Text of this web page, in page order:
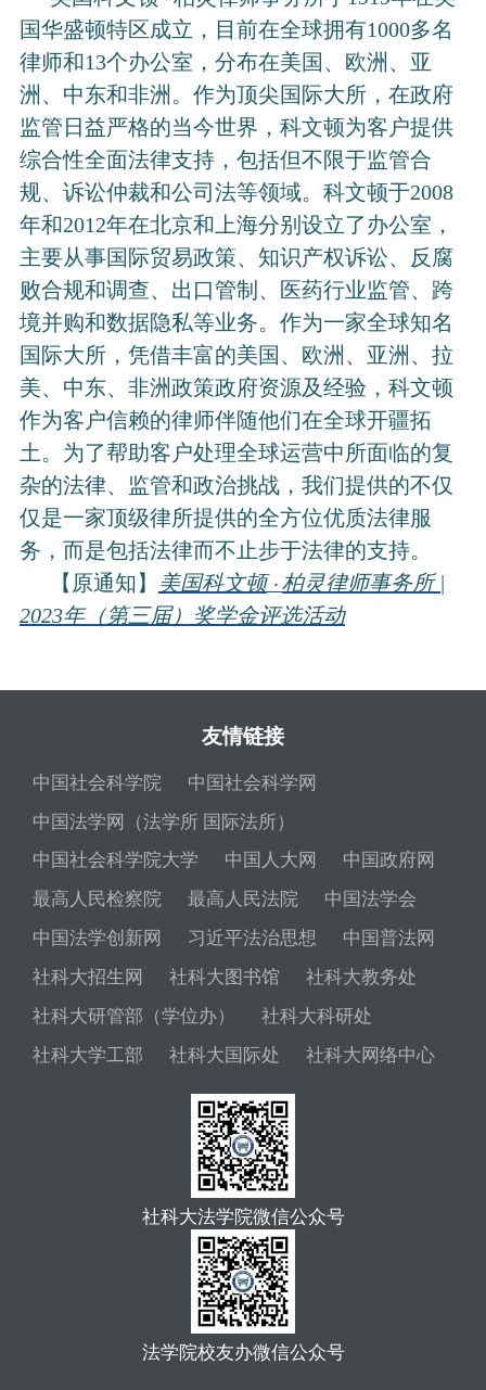
国华盛顿特区成立，目前在全球拥有1000多名
律师和13个办公室，分布在美国、欧洲、亚
洲、中东和非洲。作为顶尖国际大所，在政府
监管日益严格的当今世界，科文顿为客户提供
综合性全面法律支持，包括但不限于监管合
规、诉讼仲裁和公司法等领域。科文顿于2008
年和2012年在北京和上海分别设立了办公室，
主要从事国际贸易政策、知识产权诉讼、反腐
败合规和调查、出口管制、医药行业监管、跨
境并购和数据隐私等业务。作为一家全球知名
国际大所，凭借丰富的美国、欧洲、亚洲、拉
美、中东、非洲政策政府资源及经验，科文顿
作为客户信赖的律师伴随他们在全球开疆拓
土。为了帮助客户处理全球运营中所面临的复
杂的法律、监管和政治挑战，我们提供的不仅
仅是一家顶级律所提供的全方位优质法律服
务，而是包括法律而不止步于法律的支持。
【原通知】 美国科文顿・ 柏灵律师事务所 |
2023年（第三届）奖学金评选活动
友情链接
中国社会科学院
中国社会科学网
中国法学网（法学所 国际法所）
中国社会科学院大学
中国人大网
中国政府网
最高人民检察院
最高人民法院
中国法学会
中国法学创新网
习近平法治思想
中国普法网
社科大招生网
社科大图书馆
社科大教务处
社科大研管部（学位办）
社科大科研处
社科大学工部
社科大国际处 社科大网络中心
社科大法学院微信公众号
法学院校友办微信公众号